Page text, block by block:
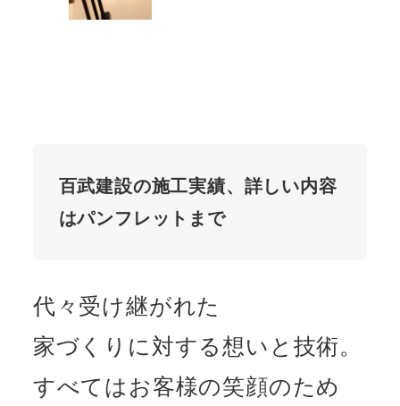
百武建設の施工実績、詳しい内容
はパンフレットまで
代々受け継がれた
家づくりに対する想いと技術。
すべてはお客様の笑顔のため